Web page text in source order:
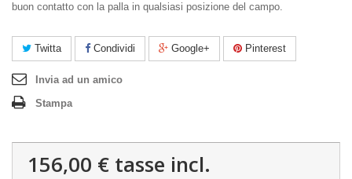
buon contatto con la palla in qualsiasi posizione del campo.
Twitta Condividi Google+ Pinterest
Invia ad un amico
Stampa
156,00 € tasse incl.